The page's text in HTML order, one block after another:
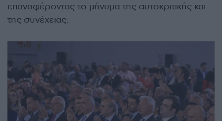
επαναφέροντας το μήνυμα της αυτοκριτικής και
της συνέχειας.